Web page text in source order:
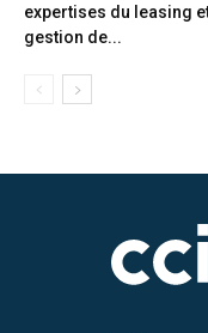
expertises du leasing
gestion de...